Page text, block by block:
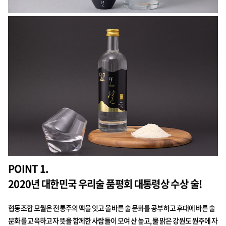
POINT 1.
2020년 대한민국 우리술 품평회 대통령상 수상 술!
협동조합 모월은 전통주의 맥을 잇고 올바른 술 문화를 공부하고 후대에 바른 술
문화를 교육하고자 뜻을 함께한 사람들이 모여 산 높고, 물 맑은 강원도 원주에 자